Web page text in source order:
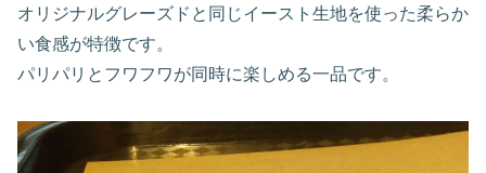
オリジナルグレーズドと同じイースト生地を使った柔らか
い食感が特徴です。
パリパリとフワフワが同時に楽しめる一品です。